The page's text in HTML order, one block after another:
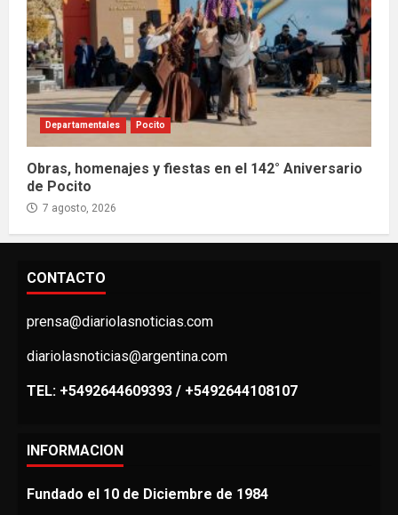
Departamentales Pocito
Obras, homenajes y fiestas en el 142° Aniversario
de Pocito
7 agosto, 2026
CONTACTO
prensa@diariolasnoticias.com
diariolasnoticias@argentina.com
TEL: +5492644609393 / +5492644108107
INFORMACION
Fundado el 10 de Diciembre de 1984